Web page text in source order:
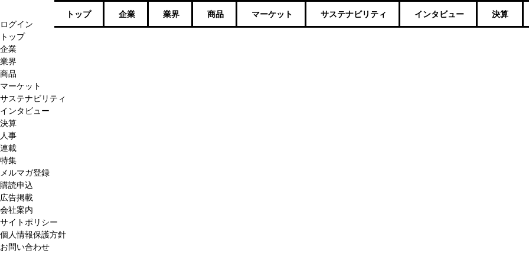
ログイン
トップ
企業
業界
商品
マーケット
サステナビリティ
インタビュー
決算
人事
連載
特集
メルマガ登録
購読申込
広告掲載
会社案内
サイトポリシー
個人情報保護方針
お問い合わせ
トップ 企業 業界 商品 マーケット サステナビリティ インタビュー 決算